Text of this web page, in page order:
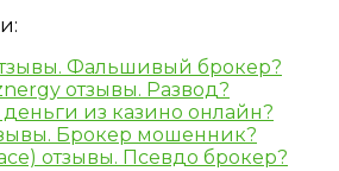
Фальшивый брокер?
отзывы. Развод?
деньги из казино онлайн?
Брокер мошенник?
отзывы. Псевдо брокер?